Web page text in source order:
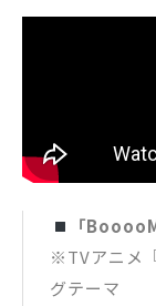
「
※TVアニメ
グテーマ